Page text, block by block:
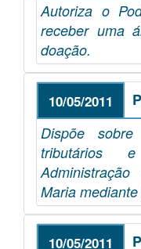
Autoriza o
receber uma
doação.
10/05/2011
Dispõe
tributários
Maria
10/05/2011